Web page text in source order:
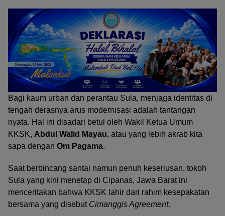
Bagi kaum urban dan perantau Sula, menjaga identitas di
tengah derasnya arus modernisasi adalah tantangan
nyata. Hal ini disadari betul oleh Wakil Ketua Umum
KKSK, Abdul Walid Mayau, atau yang lebih akrab kita
sapa dengan Om Pagama.
Saat berbincang santai namun penuh keseriusan, tokoh
Sula yang kini menetap di Cipanas, Jawa Barat ini
menceritakan bahwa KKSK lahir dari rahim kesepakatan
bersama yang disebut Cimanggis Agreement.